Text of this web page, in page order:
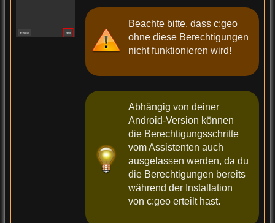
Beachte bitte, dass c:geo
ohne diese Berechtigungen
nicht funktionieren wird!
Abhängig von deiner
Android-Version können
die Berechtigungsschritte
vom Assistenten auch
ausgelassen werden, da du
die Berechtigungen bereits
während der Installation
von c:geo erteilt hast.